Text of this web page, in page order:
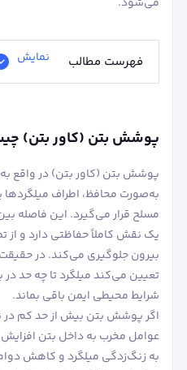
فهرست مطالب نمایش
پوشش بتن (کاور بتن)
پوشش بتن (کاور بتن) در واقع
به‌صورت محافظ، اطراف
مسلح قرار می‌گیرد. این فاصله
یک نقش کاملاً حفاظتی دارد و
بیرون جلوگیری می‌کند. در
تعیین می‌کند میلگرد تا چه حد در
شرایط محیطی ایمن باقی بماند.
اگر پوشش بتن بیش از حد کم در
عوامل مخرب به داخل بتن
به زنگ‌زدگی میلگرد و کاهش